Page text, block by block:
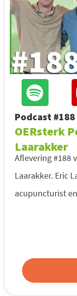
Podcast #188
OERsterk
Laarakker
Aflevering #188
Laarakker. Eric
acupuncturist